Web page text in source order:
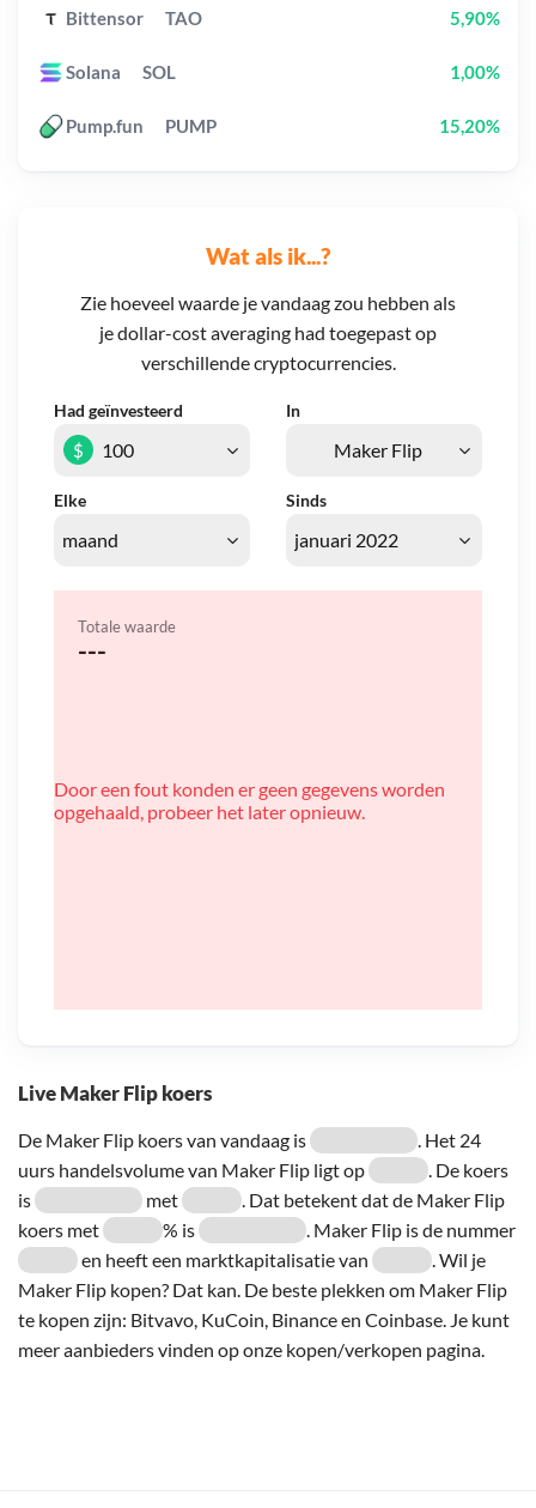
Live Maker Flip koers
De Maker Flip koers van vandaag is
. Het 24
uurs handelsvolume van Maker Flip ligt op
. De koers
is
met
. Dat betekent dat de Maker Flip
koers met
% is
. Maker Flip is de nummer
en heeft een marktkapitalisatie van
. Wil je
Maker Flip kopen? Dat kan. De beste plekken om Maker Flip
te kopen zijn: Bitvavo, KuCoin, Binance en Coinbase. Je kunt
meer aanbieders vinden op onze kopen/verkopen pagina.
Wat als ik...?
Zie hoeveel waarde je vandaag zou hebben als
je dollar-cost averaging had toegepast op
verschillende cryptocurrencies.
Had geïnvesteerd In
Elke Sinds
$
Totale waarde
---
Door een fout konden er geen gegevens worden
opgehaald, probeer het later opnieuw.
Bittensor TAO 5,90%
Solana SOL 1,00%
Pump.fun PUMP 15,20%